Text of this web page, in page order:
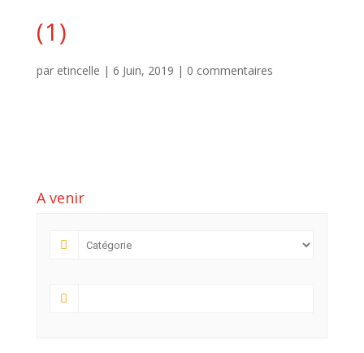
(1)
par etincelle | 6 Juin, 2019 | 0 commentaires
A venir